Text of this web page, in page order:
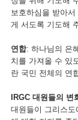
보호하심을 받아
게 서도록 기도해
연합: 하나님의 은
치를 가져올 수 있
란 국민 전체의 연
IRGC 대원들의 변
대원들이 그리스